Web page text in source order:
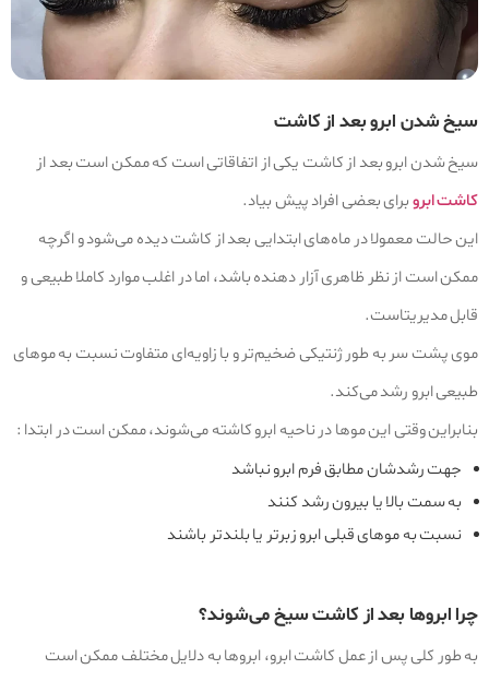
سیخ شدن ابرو بعد از کاشت
سیخ شدن ابرو بعد از کاشت یکی از اتفاقاتی است که ممکن است بعد از
کاشت ابروبرای بعضی افراد پیش بیاد.
این حالت معمولا در ماه‌های ابتدایی بعد از کاشت دیده می‌شود و اگرچه
ممکن است از نظر ظاهری آزار دهنده باشد، اما در اغلب موارد کاملا طبیعی و
قابل مدیریتاست.
موی پشت سر به‌ طور ژنتیکی ضخیم‌تر و با زاویه‌ای متفاوت نسبت به موهای
طبیعی ابرو رشد می‌کند.
بنابراین وقتی این موها در ناحیه ابرو کاشته می‌شوند، ممکن است در ابتدا :
جهت رشدشان مطابق فرم ابرو نباشد
به سمت بالا یا بیرون رشد کنند
نسبت به موهای قبلی ابرو زبرتر یا بلندتر باشند
چرا ابروها بعد از کاشت سیخ می‌شوند؟
به طور کلی پس از عمل کاشت ابرو، ابروها به دلایل مختلف ممکن است